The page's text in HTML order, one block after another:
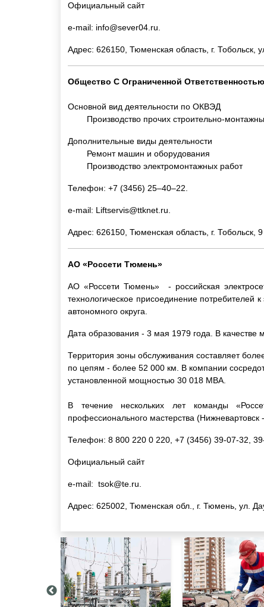
Официальный сайт
e-mail: info@sever04.ru
Адрес: 626150, Тюменская область, г. Тобольск,
Общество С Ограниченной
Основной вид деятельности по ОКВЭД
Производство прочих строительно-
Дополнительные виды деятельности
Ремонт машин и оборудования
Производство электромонтажных работ
Телефон: +7 (3456) 25‒40‒22.
e-mail: Liftservis@ttknet.ru
Адрес: 626150, Тюменская область, г. Тобольск,
АО «Россети Тюмень»
АО «Россети Тюмень» - российская
технологическое присоединение
автономного округа.
Дата образования - 3 мая 1979 года. В качестве
Территория зоны обслуживания составляет
по цепям - более 52 000 км. В компании
установленной мощностью 30 018 МВА.
В течение нескольких лет команды
профессионального мастерства
Телефон: 8 800 220 0 220, +7 (3456) 39-07-32,
Официальный сайт
e-mail: tsok@te.ru
Адрес: 625002, Тюменская обл., г. Тюмень, ул.